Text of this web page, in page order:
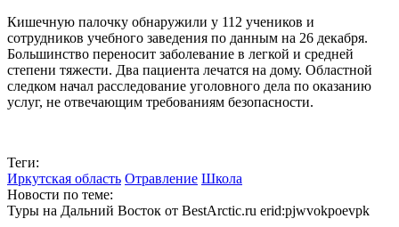
Кишечную палочку обнаружили у 112 учеников и
сотрудников учебного заведения по данным на 26 декабря.
Большинство переносит заболевание в легкой и средней
степени тяжести. Два пациента лечатся на дому. Областной
следком начал расследование уголовного дела по оказанию
услуг, не отвечающим требованиям безопасности.
Теги:
Иркутская область Отравление Школа
Новости по теме:
Туры на Дальний Восток от BestArctic.ru erid:pjwvokpoevpk